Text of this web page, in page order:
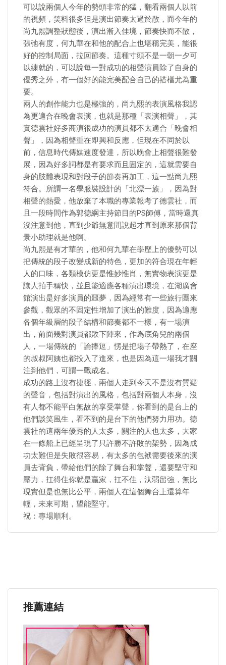
可以說兩個人今年的勢頭非常的猛，翻看兩個人以前
的視頻，笑料很多但是演出節奏太過於散，而今年的
尚九熙調整狀態後，演出漸入佳境，節奏快而不散，
張弛有度，何九華在和他的配合上也堪稱完美，能很
好的控制局面，拉回節奏。這種寸頭不是一朝一夕可
以練就的，可以說每一對成功的相聲演員除了自身的
優秀之外，有一個好的能完美配合自己的搭檔尤為重
要。
兩人的創作能力也是極強的，尚九熙的表演風格我認
為更適合在晚會表演，也就是那種「表演相聲」，其
實德雲社好多商演很成功的演員都不太適合「晚會相
聲」，因為相聲重在即興和反應，但現在不同於以
前，信息時代傳媒速度發達，所以晚會上相聲很難發
展，因為好多詞都是有要求而且固定的，這就需要自
身的肢體表現和對段子的節奏再加工，這一點尚九熙
符合。所謂一名學服裝設計的「北漂一族」，因為對
相聲的熱愛，他放棄了本職的專業報考了德雲社，而
且一段時間作為郭德綱主持節目的PS師傅，當時還真
沒注意到他，直到少爺無意間說起才直到原來那個背
景小助理就是他啊。
尚九熙是有才華的，他和何九華在學歷上的優勢可以
把傳統的段子改變成新的特色，更加的符合現在年輕
人的口味，各類模仿更是惟妙惟肖，無實物表演更是
讓人拍手稱快，並且能適應各種演出環境，在湖廣會
館演出是好多演員的噩夢，因為經常有一些旅行團來
參觀，觀眾的不固定性增加了演出的難度，因為適應
各個年級層的段子結構和節奏都不一樣，有一場演
出，前面幾對演員都敗下陣來，作為底角兒的兩個
人，一場傳統的「論捧逗」愣是把場子帶熱了，在座
的叔叔阿姨也都投入了進來，也是因為這一場我才關
注到他們，可謂一戰成名。
成功的路上沒有捷徑，兩個人走到今天不是沒有質疑
的聲音，包括對演出的風格，包括對兩個人本身，沒
有人都不能平白無故的享受掌聲，你看到的是台上的
他們談笑風生，看不到的是台下的他們努力用功。德
雲社的這兩年優秀的人太多，關注的人也太多，大家
在一條船上已經呈現了只許勝不許敗的架勢，因為成
功太難但是失敗很容易，有太多的包袱需要後來的演
員去背負，帶給他們的除了舞台和掌聲，還要堅守和
壓力，扛得住你就是贏家，扛不住，汰弱留強，無比
現實但是也無比公平，兩個人在這個舞台上還算年
輕，未來可期，望能堅守。
祝：專場順利。
推薦連結